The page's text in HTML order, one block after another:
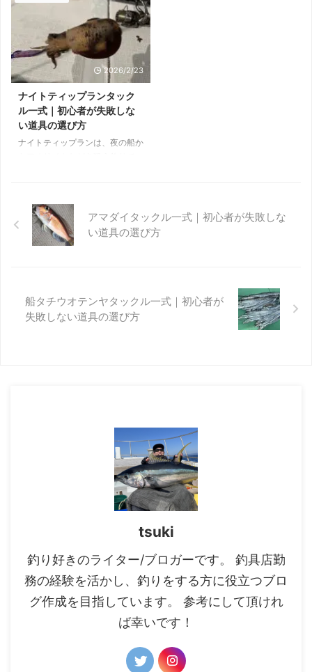
釣りです。青物だけでなく、根魚
やマダイなどもターゲットになり
ます。 難しく考える必要はあり
ません。基準スペックを押さえれ
ば、初心者でも十分に楽しめま
す。 スーパーライトジギング
（SLJ）に必要な基本タックル
ロッド・リール・ライン・メタル
ジグの4点が基本です。水深20〜
60m前後を想定した汎用セッテ
ィングを基準にしましょう。 迷
2026/2/23
ナイトティップランタック
ル一式｜初心者が失敗しな
い道具の選び方
ナイトティップランは、夜の船か
ンカーで係留するかかり釣りはメ
イン。 エギを遠投するのが有効
であることも多く、イカの活性や
ん。基準スペックを押さえれば初
心者でも十分対応できます。 テ
ィップランに必要な基本タックル
アマダイタックル一式｜初心者が失敗しな
い道具の選び方
船タチウオテンヤタックル一式｜初心者が
失敗しない道具の選び方
tsuki
釣り好きのライター/ブロガーです。 釣具店勤
務の経験を活かし、釣りをする方に役立つブロ
グ作成を目指しています。 参考にして頂けれ
ば幸いです！